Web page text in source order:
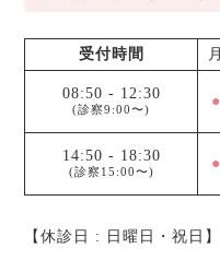
受付時間 月
08:50 - 12:30
(診察9:00〜) ●
14:50 - 18:30
(診察15:00〜) ●
【休診日 : 日曜日・祝日】